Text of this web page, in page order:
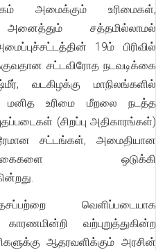
அமைக்கும் உரிமைகள்,
சத்தமில்லாமல்
19ம் பிரிவில்
சட்டவிரோத நடவடிக்கை
வடகிழக்கு மாநிலங்களில்
மனித உரிமை மீறலை நடத்த
(சிறப்பு அதிகாரங்கள்)
சட்டங்கள், அமைதியான
ஒடுக்கி
வெளிப்படையாக
வற்புறுத்துகின்ற
ஆதரவளிக்கும் அரசின்